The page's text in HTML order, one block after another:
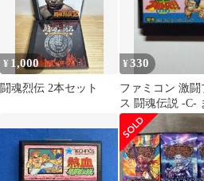
コミック・オブ
ローズ /シングル
¥ 1,000
闘魂烈伝 2本セット
¥330
ファミコン 激闘
ス 闘魂伝説 -C-
買い大歓迎